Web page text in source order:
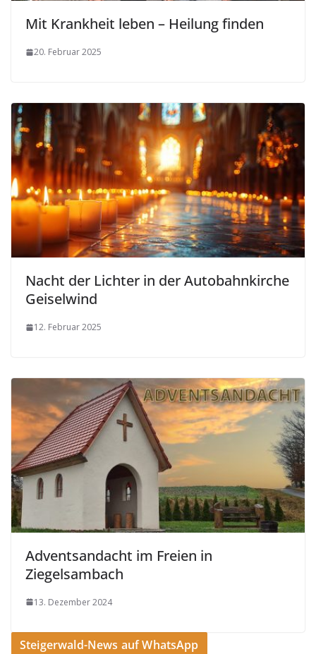
Mit Krankheit leben – Heilung finden
20. Februar 2025
Nacht der Lichter in der Autobahnkirche
Geiselwind
12. Februar 2025
Adventsandacht im Freien in
Ziegelsambach
13. Dezember 2024
Steigerwald-News auf WhatsApp